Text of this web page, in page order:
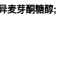
麦芽酮糖醇;